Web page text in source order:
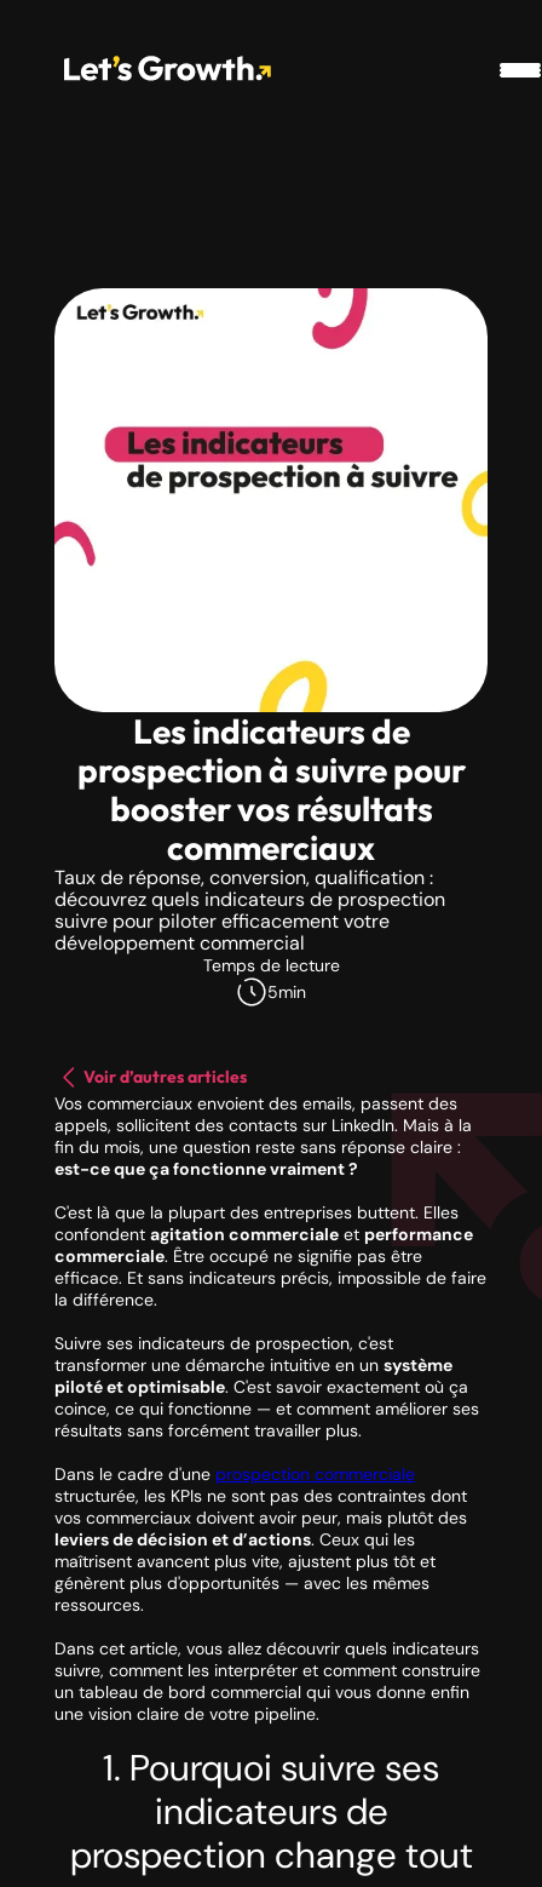
Les indicateurs de
prospection à suivre pour
booster vos résultats
commerciaux
Taux de réponse, conversion, qualification :
découvrez quels indicateurs de prospection
suivre pour piloter efficacement votre
développement commercial
Temps de lecture
5min
Voir d’autres articles
Vos commerciaux envoient des emails, passent des
appels, sollicitent des contacts sur LinkedIn. Mais à la
fin du mois, une question reste sans réponse claire :
est-ce que ça fonctionne vraiment ?
C'est là que la plupart des entreprises buttent. Elles
confondent agitation commercialeet performance
commerciale. Être occupé ne signifie pas être
efficace. Et sans indicateurs précis, impossible de faire
la différence.
Suivre ses indicateurs de prospection, c'est
transformer une démarche intuitive en un système
piloté et optimisable. C'est savoir exactement où ça
coince, ce qui fonctionne — et comment améliorer ses
résultats sans forcément travailler plus.
Dans le cadre d'une prospection commerciale
structurée, les KPIs ne sont pas des contraintes dont
vos commerciaux doivent avoir peur, mais plutôt des
leviers de décision et d’actions. Ceux qui les
maîtrisent avancent plus vite, ajustent plus tôt et
génèrent plus d'opportunités — avec les mêmes
ressources.
Dans cet article, vous allez découvrir quels indicateurs
suivre, comment les interpréter et comment construire
un tableau de bord commercial qui vous donne enfin
une vision claire de votre pipeline.
1. Pourquoi suivre ses
indicateurs de
prospection change tout